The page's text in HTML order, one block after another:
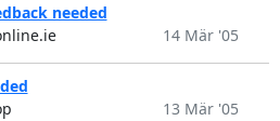
needed
14 Mär '05
13 Mär '05